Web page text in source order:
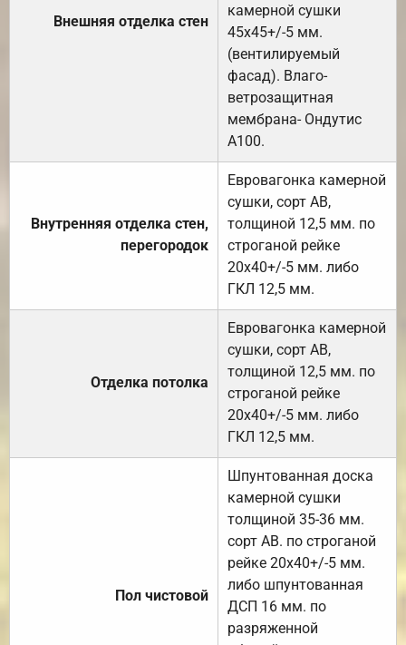
Внешняя отделка стен
камерной сушки
45х45+/-5 мм.
(вентилируемый
фасад). Влаго-
ветрозащитная
мембрана- Ондутис
А100.
Внутренняя отделка стен,
перегородок
Евровагонка камерной
сушки, сорт АВ,
толщиной 12,5 мм. по
строганой рейке
20х40+/-5 мм. либо
ГКЛ 12,5 мм.
Отделка потолка
Евровагонка камерной
сушки, сорт АВ,
толщиной 12,5 мм. по
строганой рейке
20х40+/-5 мм. либо
ГКЛ 12,5 мм.
Пол чистовой
Шпунтованная доска
камерной сушки
толщиной 35-36 мм.
сорт АВ. по строганой
рейке 20х40+/-5 мм.
либо шпунтованная
ДСП 16 мм. по
разряженной